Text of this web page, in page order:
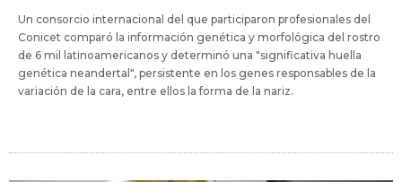
Un consorcio internacional del que participaron profesionales del
Conicet comparó la información genética y morfológica del rostro
de 6 mil latinoamericanos y determinó una "significativa huella
genética neandertal", persistente en los genes responsables de la
variación de la cara, entre ellos la forma de la nariz.